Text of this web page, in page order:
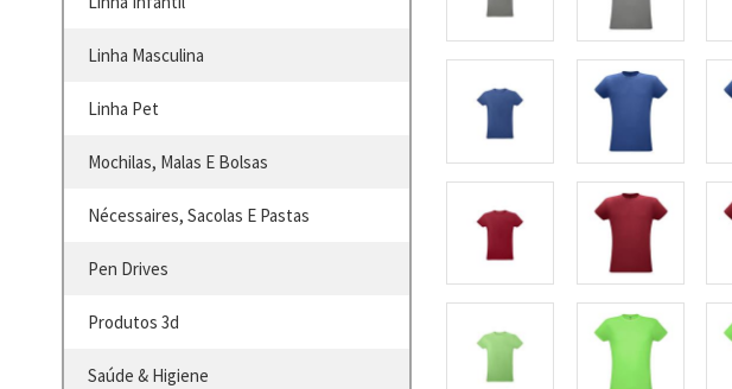
Linha Masculina
Linha Pet
Mochilas, Malas E Bolsas
Nécessaires, Sacolas E Pastas
Pen Drives
Produtos 3d
Saúde & Higiene